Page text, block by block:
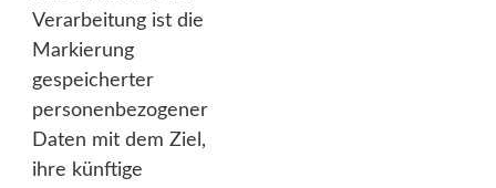
Verarbeitung ist die
Markierung
gespeicherter
personenbezogener
Daten mit dem Ziel,
ihre künftige